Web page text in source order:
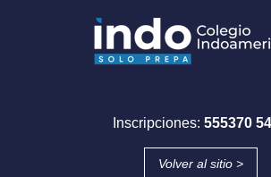
Inscripciones: 555370
Volver al sitio >